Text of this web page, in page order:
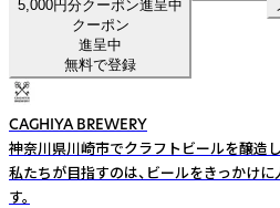
5,000円分クーポン進呈中
クーポン
進呈中
無料で登録
CAGHIYA BREWERY
神奈川県川崎市でクラフトビールを醸造し
私たちが目指すのは、ビールをきっかけ
す。